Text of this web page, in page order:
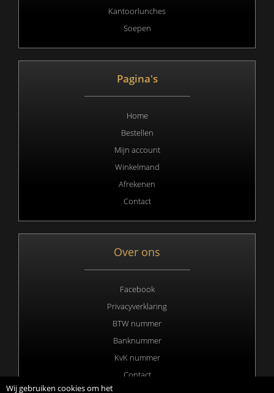
Kantoorlunches
Soepen
Pagina's
Home
Bestellen
Mijn account
Winkelmand
Afrekenen
Contact
Over ons
Facebook
Privacyverklaring
BTW nummer
Banknummer
KvK nummer
Contact
Wij gebruiken cookies om het